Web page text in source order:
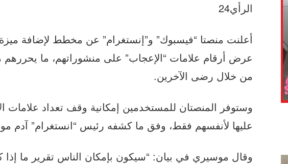
الرأي24
أعلنت منصتا “فيسبوك” و”إنستغرام” عن مخطط لإضافة
عرض أرقام علامات “الإعجاب” على منشوراتهم، ما
من خلال رضى الآخرين.
وستوفر المنصتان للمستخدمين إمكانية وقف تعداد علامات
عليها لأنفسهم فقط، وفق ما كشفه رئيس “انستغرام” آدم
وقال موسيري في بيان: “سيكون بإمكان الناس تقرير ما إذا